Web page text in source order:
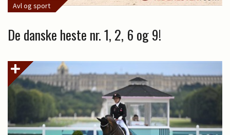
Avl og sport
De danske heste nr. 1, 2, 6 og 9!